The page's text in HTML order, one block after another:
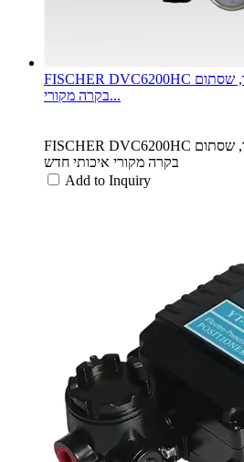
FISCHER DVC6200HC מיקום שסתום משחק יחיד, שסתום
בקרה מקורי...
FISCHER DVC6200HC מיקום שסתום משחק יחיד, שסתום
בקרה מקורי איכותי חדש
Add to Inquiry